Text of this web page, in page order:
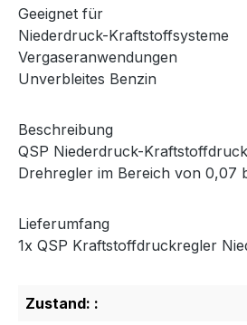
Geeignet für
Niederdruck-Kraftstoffsysteme
Vergaseranwendungen
Unverbleites Benzin
Beschreibung
QSP Niederdruck-
Drehregler im Bereich von 0,07
Lieferumfang
1x QSP Kraftstoffdruckregler
Zustand: :